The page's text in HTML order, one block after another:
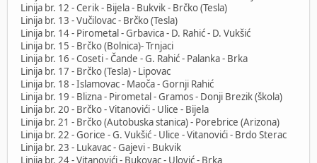
Linija br. 12 - Cerik - Bijela - Bukvik - Brčko (Tesla)
Linija br. 13 - Vučilovac - Brčko (Tesla)
Linija br. 14 - Pirometal - Grbavica - D. Rahić - D. Vukšić
Linija br. 15 - Brčko (Bolnica)- Trnjaci
Linija br. 16 - Coseti - Čande - G. Rahić - Palanka - Brka
Linija br. 17 - Brčko (Tesla) - Lipovac
Linija br. 18 - Islamovac - Maoča - Gornji Rahić
Linija br. 19 - Blizna - Pirometal - Gramos - Donji Brezik (škola)
Linija br. 20 - Brčko - Vitanovići - Ulice - Bijela
Linija br. 21 - Brčko (Autobuska stanica) - Porebrice (Arizona)
Linija br. 22 - Gorice - G. Vukšić - Ulice - Vitanovići - Brdo Sterac
Linija br. 23 - Lukavac - Gajevi - Bukvik
Linija br. 24 - Vitanovići - Bukovac - Ulović - Brka